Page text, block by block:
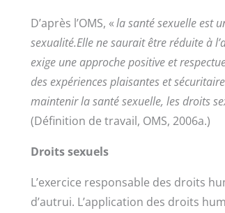
D’après l’OMS, «la santé sexuelle est
sexualité.Elle ne saurait être réduite à
exige une approche positive et
des expériences plaisantes et
maintenir la santé sexuelle, les droits
(Définition de travail, OMS, 2006a.)
Droits sexuels
L’exercice responsable des droits
d’autrui. L’application des droits